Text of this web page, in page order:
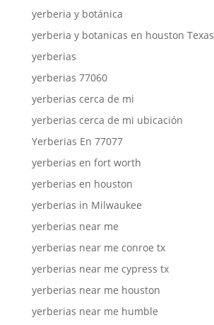
yerberia y botánica
yerberia y botanicas en houston Texas
yerberias
yerberias 77060
yerberias cerca de mi
yerberias cerca de mi ubicación
Yerberias En 77077
yerberias en fort worth
yerberias en houston
yerberias in Milwaukee
yerberias near me
yerberias near me conroe tx
yerberias near me cypress tx
yerberias near me houston
yerberias near me humble